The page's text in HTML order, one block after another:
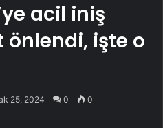
acil iniş
önlendi, işte o
25, 2024 0 0